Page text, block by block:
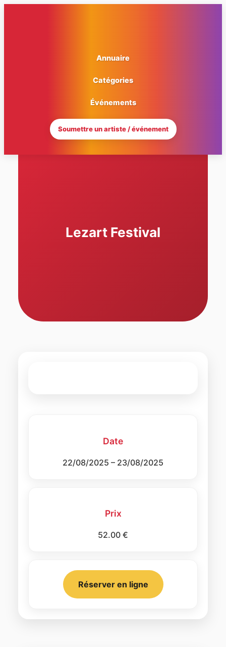
Annuaire
Catégories
Événements
Soumettre un artiste / événement
Lezart Festival
Date
22/08/2025 – 23/08/2025
Prix
52.00 €
Réserver en ligne